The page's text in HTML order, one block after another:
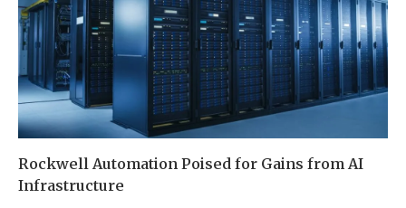
Rockwell Automation Poised for Gains from AI
Infrastructure